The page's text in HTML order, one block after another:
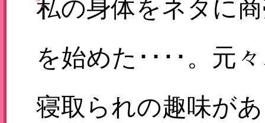
私の身体をネタに
を始めた････。元
寝取られの趣味が